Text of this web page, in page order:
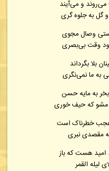
و می‌آیند
گل به جلوه گری
وصال مجوی
وقت بی‌بصری
بلا بگرداند
به ما نمی‌نگری
به مایه حسن
مشو که حیف خوری
خطرناک است
به مقصدی نبری
هست که باز
لیله القمر